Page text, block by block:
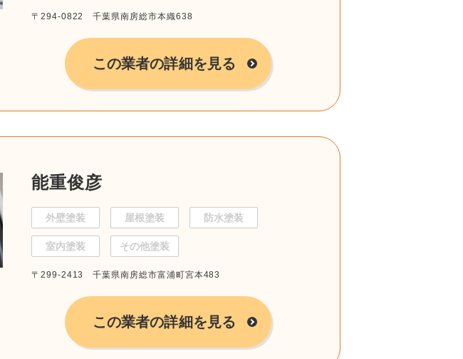
〒294-0822 千葉県南房総市本織638
この業者の詳細を見る
能重俊彦
外壁塗装 屋根塗装 防水塗装
室内塗装 その他塗装
〒299-2413 千葉県南房総市富浦町宮本483
この業者の詳細を見る